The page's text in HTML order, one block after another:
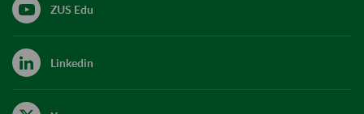
ZUS Edu
Linkedin